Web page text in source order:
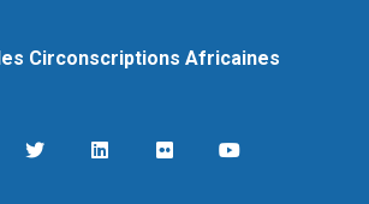
Circonscriptions Africaines